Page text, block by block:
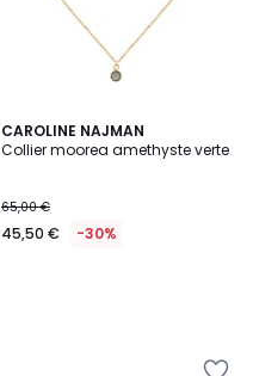
CAROLINE NAJMAN
Collier moorea amethyste verte
65,00 €
45,50 € -30%